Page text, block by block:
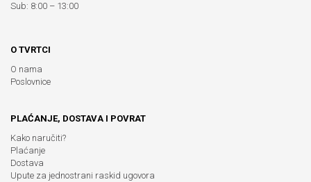
Sub: 8:00 – 13:00
O TVRTCI
O nama
Poslovnice
PLAĆANJE, DOSTAVA I POVRAT
Kako naručiti?
Plaćanje
Dostava
Upute za jednostrani raskid ugovora